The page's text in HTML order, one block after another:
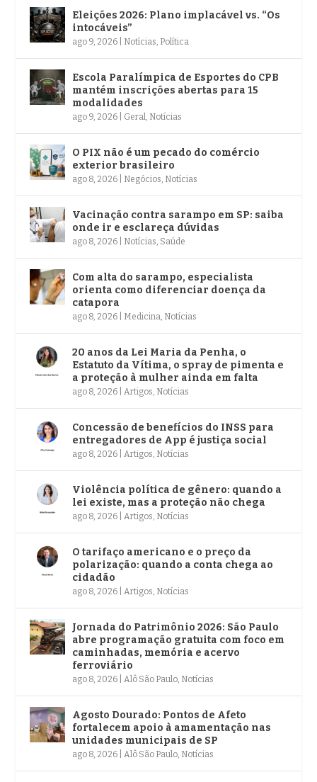
Eleições 2026: Plano implacável vs. “Os
intocáveis”
ago 9, 2026 Notícias, Política
Escola Paralímpica de Esportes do CPB
mantém inscrições abertas para 15
modalidades
ago 9, 2026 Geral, Notícias
O PIX não é um pecado do comércio
exterior brasileiro
ago 8, 2026 Negócios, Notícias
Vacinação contra sarampo em SP: saiba
onde ir e esclareça dúvidas
ago 8, 2026 Notícias, Saúde
Com alta do sarampo, especialista
orienta como diferenciar doença da
catapora
ago 8, 2026 Medicina, Notícias
20 anos da Lei Maria da Penha, o
Estatuto da Vítima, o spray de pimenta e
a proteção à mulher ainda em falta
ago 8, 2026 |Artigos, Notícias
Concessão de benefícios do INSS para
entregadores de App é justiça social
ago 8, 2026 |Artigos, Notícias
Violência política de gênero: quando a
lei existe, mas a proteção não chega
ago 8, 2026 |Artigos, Notícias
O tarifaço americano e o preço da
polarização: quando a conta chega ao
cidadão
ago 8, 2026 |Artigos, Notícias
Jornada do Patrimônio 2026: São Paulo
abre programação gratuita com foco em
caminhadas, memória e acervo
ferroviário
ago 8, 2026 |Alô São Paulo, Notícias
Agosto Dourado: Pontos de Afeto
fortalecem apoio à amamentação nas
unidades municipais de SP
ago 8, 2026 |Alô São Paulo, Notícias